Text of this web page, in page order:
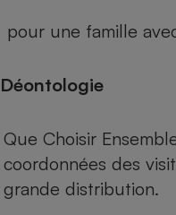
pour une famille
Déontologie
Que Choisir
coordonnées des
grande distribution.